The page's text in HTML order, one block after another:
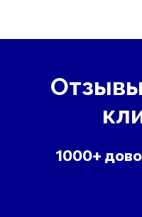
1000+